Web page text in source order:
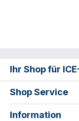
Ihr Shop für
Shop Service
Information